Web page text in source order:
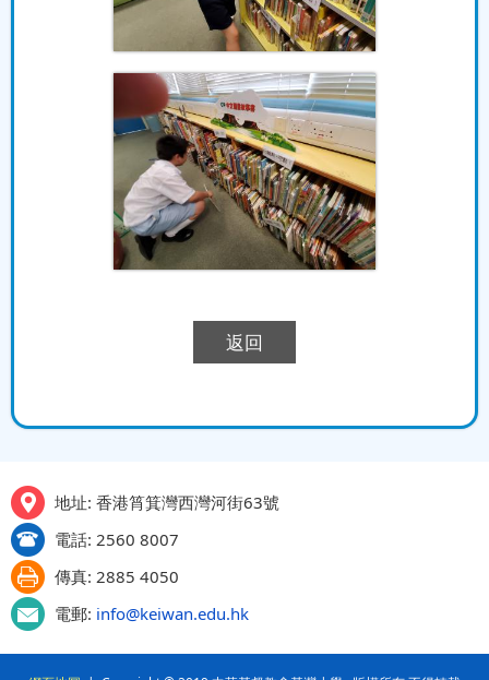
返回
地址: 香港筲箕灣西灣河街63號
電話: 2560 8007
傳真: 2885 4050
電郵: info@keiwan.edu.hk